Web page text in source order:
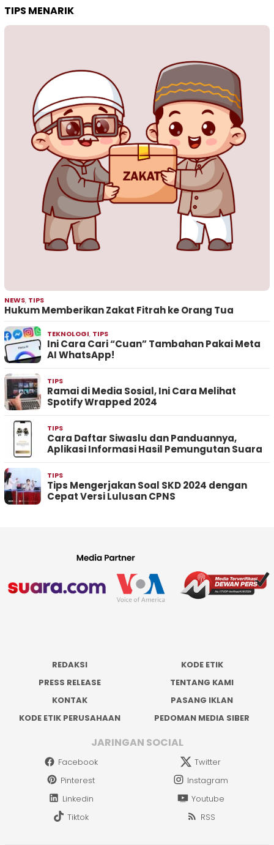
TIPS MENARIK
NEWS, TIPS
Hukum Memberikan Zakat Fitrah ke Orang Tua
TEKNOLOGI, TIPS
Ini Cara Cari “Cuan” Tambahan Pakai Meta
AI WhatsApp!
TIPS
Ramai di Media Sosial, Ini Cara Melihat
Spotify Wrapped 2024
TIPS
Cara Daftar Siwaslu dan Panduannya,
Aplikasi Informasi Hasil Pemungutan Suara
TIPS
Tips Mengerjakan Soal SKD 2024 dengan
Cepat Versi Lulusan CPNS
REDAKSI
KODE ETIK
PRESS RELEASE
TENTANG KAMI
KONTAK
PASANG IKLAN
KODE ETIK PERUSAHAAN
PEDOMAN MEDIA SIBER
JARINGAN SOCIAL
Facebook
Twitter
Pinterest
Instagram
Linkedin
Youtube
Tiktok
RSS